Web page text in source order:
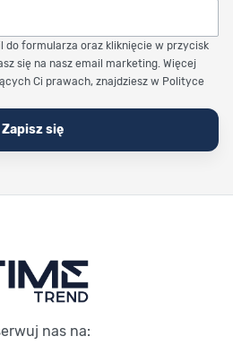
do formularza oraz kliknięcie w przycisk
się na nasz email marketing. Więcej
Ci prawach, znajdziesz w Polityce
Zapisz się
nas na: